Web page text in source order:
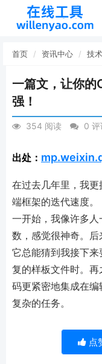
首页 资讯中心 技
一篇文，让你
强！
354 阅读 0 评
出处：
在过去几年里，我
端框架的迭代速度。
一开始，我像许多
数，感觉很神奇。
它总能猜到我接下
复的样板文件时。
码更紧密地集成在
复杂的任务。
点